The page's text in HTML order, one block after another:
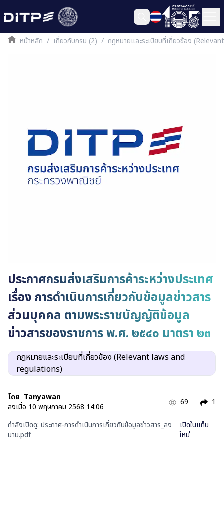
หน้าหลัก / เกี่ยวกับกรม (2) / กฎหมายและระเบียบที่เกี่ยวข้อง
ประกาศกรมส่งเสริมการค้าระหว่างประเทศ
เรื่อง การดำเนินการเกี่ยวกับข้อมูลข่าวสาร
ส่วนบุคคล ตามพระราชบัญญัติข้อมูล
ข่าวสารของราชการ พ.ศ. ๒๕๔๐ มาตรา ๒๓
กฎหมายและระเบียบที่เกี่ยวข้อง (Relevant laws and
regulations)
โดย Tanyawan
ลงเมื่อ 10 พฤษภาคม 2568 14:06 69 1
กำลังเปิดดู: ประกาศ-การดำเนินการเกี่ยวกับข้อมูลข่าวสาร_ลง
นาม.pdf
เปิดในแท็บ
ใหม่